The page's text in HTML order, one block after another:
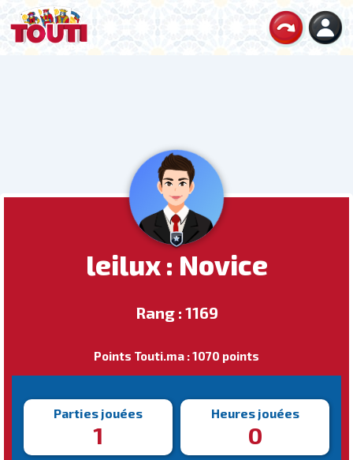
leilux : Novice
Rang : 1169
Points Touti.ma : 1070 points
Parties jouées
1
Heures jouées
0